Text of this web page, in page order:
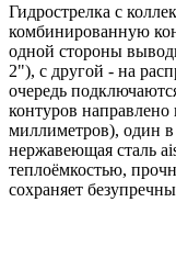
Гидрострелка с
комбинированную
одной стороны
2"), с другой - на
очередь
контуров направлено
миллиметров), один в
нержавеющая сталь
теплоёмкостью,
сохраняет